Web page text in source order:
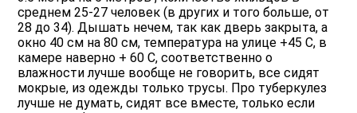
среднем 25-27 человек (в других и того больше, от
28 до 34). Дышать нечем, так как дверь закрыта, а
окно 40 см на 80 см, температура на улице +45 С, в
камере наверно + 60 С, соответственно о
влажности лучше вообще не говорить, все сидят
мокрые, из одежды только трусы. Про туберкулез
лучше не думать, сидят все вместе, только если